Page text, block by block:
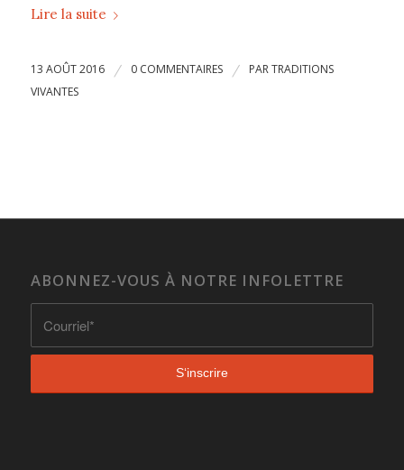
Lire la suite
13 AOÛT 2016 / 0 COMMENTAIRES / PARTRADITIONS
VIVANTES
ABONNEZ-VOUS À NOTRE INFOLETTRE